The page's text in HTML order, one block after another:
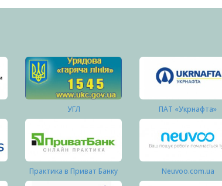
УГЛ ПАТ «Укрнафта»
Практика в Приват Банку Neuvoo.com.ua